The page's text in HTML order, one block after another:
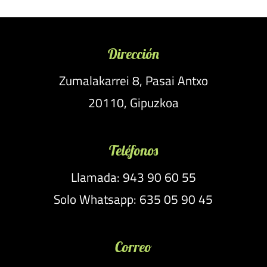
Dirección
Zumalakarrei 8, Pasai Antxo
20110, Gipuzkoa
Teléfonos
Llamada: 943 90 60 55
Solo Whatsapp: 635 05 90 45
Correo